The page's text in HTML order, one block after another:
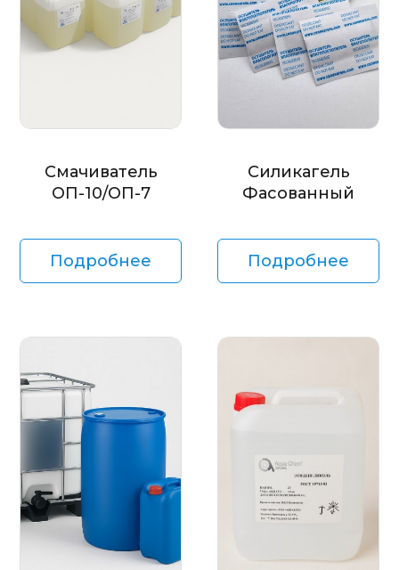
Смачиватель
ОП-10/ОП-7
Подробнее
Силикагель
Фасованный
Подробнее